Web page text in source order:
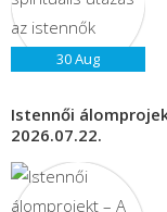
30Aug
Istennői
2026.07.22.